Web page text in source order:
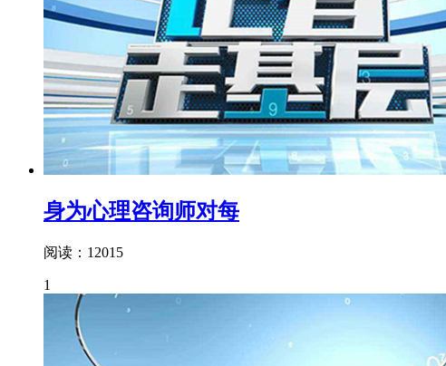
身为心理咨询师对每
阅读：12015
1